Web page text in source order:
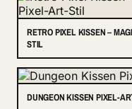
RETRO PIXEL KISSEN –
STIL
DUNGEON KISSEN PIXEL-